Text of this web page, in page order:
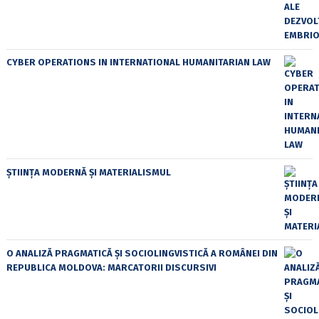
CYBER OPERATIONS IN INTERNATIONAL HUMANITARIAN LAW
ȘTIINȚA MODERNĂ ȘI MATERIALISMUL
O ANALIZĂ PRAGMATICĂ ȘI SOCIOLINGVISTICĂ A ROMÂNEI DIN
REPUBLICA MOLDOVA: MARCATORII DISCURSIVI